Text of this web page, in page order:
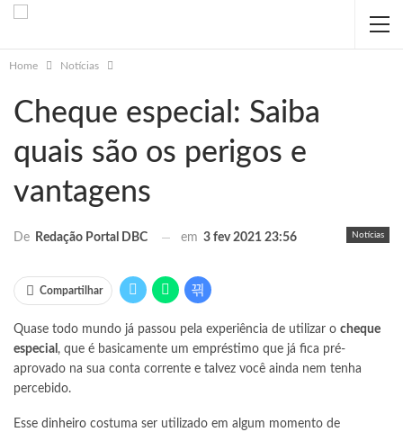
Home Notícias
Cheque especial: Saiba
quais são os perigos e
vantagens
Notícias
De Redação Portal DBC em 3 fev 2021 23:56
Compartilhar
Quase todo mundo já passou pela experiência de utilizar o cheque
especial , que é basicamente um empréstimo que já fica pré-
aprovado na sua conta corrente e talvez você ainda nem tenha
percebido.
Esse dinheiro costuma ser utilizado em algum momento de